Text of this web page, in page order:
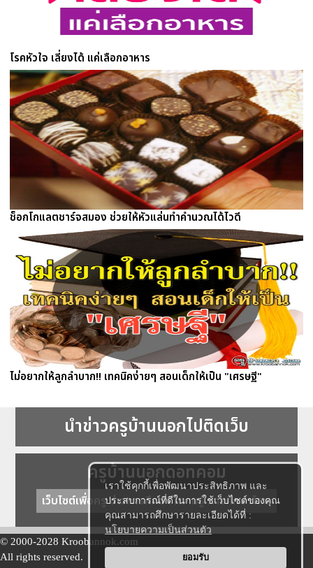
เราใช้คุกกี้เพื่อพัฒนาประสิทธิภาพ และ
ประสบการณ์ที่ดีในการใช้เว็บไซต์ของคุณ
คุณสามารถศึกษารายละเอียดได้ที่ :
นโยบายความเป็นส่วนตัว
ยอมรับ
โรคหัวใจ เลี่ยงได้ แค่เลือกอาหาร
ช็อกโกแลตชาร์จสมอง ช่วยให้หัวแล่นทำคำนวณได้ไวดี
ไม่อยากให้ลูกลำบาก!! เทคนิคง่ายๆ สอนเด็กให้เป็น "เศรษฐี"
นำข่าวครูบ้านนอกไปติดเว็บ
ครูบ้านนอกดอทคอม
เว็บไซต์เพื่อครู ข่าวการศึกษา ความรู้ การศึกษาไทย
© 2000-2028 Kroobannok.com
All rights reserved.